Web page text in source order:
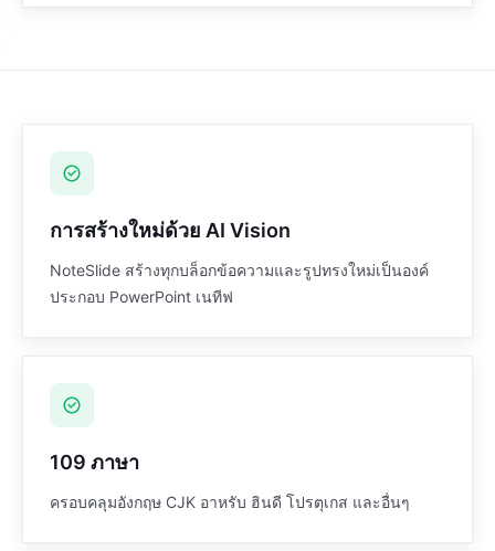
สร้างโน้ตอ้างอิงและไดอะแกรมใหม่
การสร้างใหม่ด้วย AI Vision
NoteSlide สร้างทุกบล็อกข้อความและรูปทรงใหม่เป็นองค์
ประกอบ PowerPoint เนทีฟ
109 ภาษา
ครอบคลุมอังกฤษ CJK อาหรับ ฮินดี โปรตุเกส และอื่นๆ